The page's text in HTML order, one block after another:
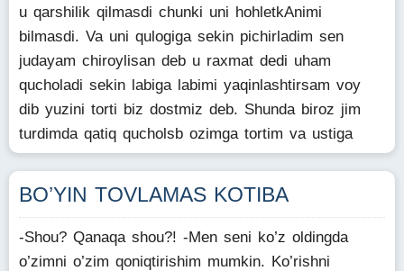
u qarshilik qilmasdi chunki uni hohletkAnimi
bilmasdi. Va uni qulogiga sekin pichirladim sen
judayam chiroylisan deb u raxmat dedi uham
qucholadi sekin labiga labimi yaqinlashtirsam voy
dib yuzini torti biz dostmiz deb. Shunda biroz jim
turdimda qatiq qucholsb ozimga tortim va ustiga
BO’YIN TOVLAMAS KOTIBA
-Shou? Qanaqa shou?! -Men seni ko’z oldingda
o’zimni o’zim qoniqtirishim mumkin. Ko’rishni